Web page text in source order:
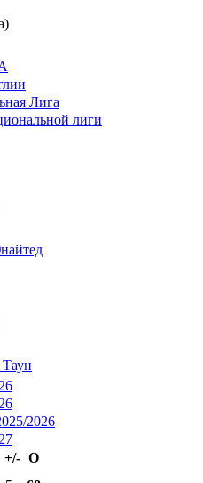
Лига
лиги
2026
+/- О